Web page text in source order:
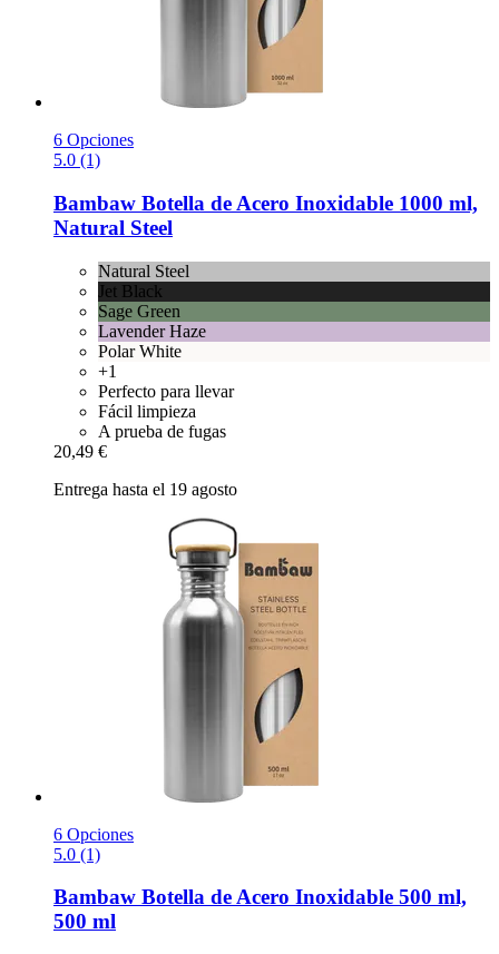
6 Opciones
5.0 (1)
Bambaw Botella de Acero Inoxidable 1000 ml,
Natural Steel
Natural Steel
Jet Black
Sage Green
Lavender Haze
Polar White
+1
Perfecto para llevar
Fácil limpieza
A prueba de fugas
20,49 €
Entrega hasta el 19 agosto
6 Opciones
5.0 (1)
Bambaw Botella de Acero Inoxidable 500 ml,
500 ml